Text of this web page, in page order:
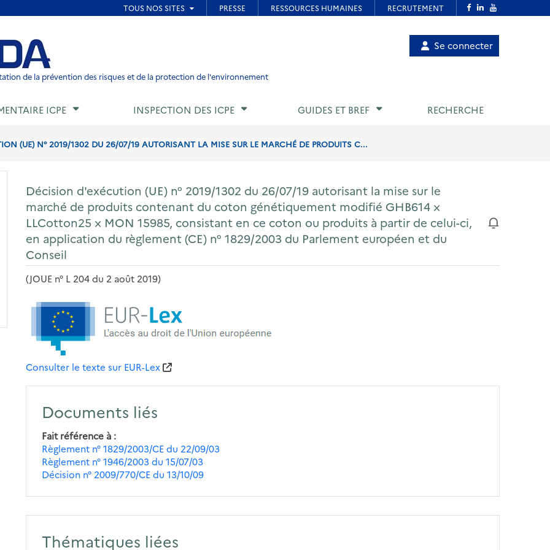
de page
de la prévention des risques et de la protection de l'environnement
Menu
utilisateur
Se connecter
ICPE INSPECTION DES ICPE GUIDES ET BREF RECHERCHE
(UE) N° 2019/1302 DU 26/07/19 AUTORISANT LA MISE SUR LE MARCHÉ DE PRODUITS C...
Décision d'exécution (UE) n° 2019/1302 du 26/07/19 autorisant la mise sur le
marché de produits contenant du coton génétiquement modifié GHB614 ×
LLCotton25 × MON 15985, consistant en ce coton ou produits à partir de celui-ci,
en application du règlement (CE) n° 1829/2003 du Parlement européen et du
Conseil
(JOUE n° L 204 du 2 août 2019)
Consulter le texte sur EUR-Lex
Documents liés
Fait référence à
Règlement n° 1829/2003/CE du 22/09/03
Règlement n° 1946/2003 du 15/07/03
Décision n° 2009/770/CE du 13/10/09
Thématiques liées